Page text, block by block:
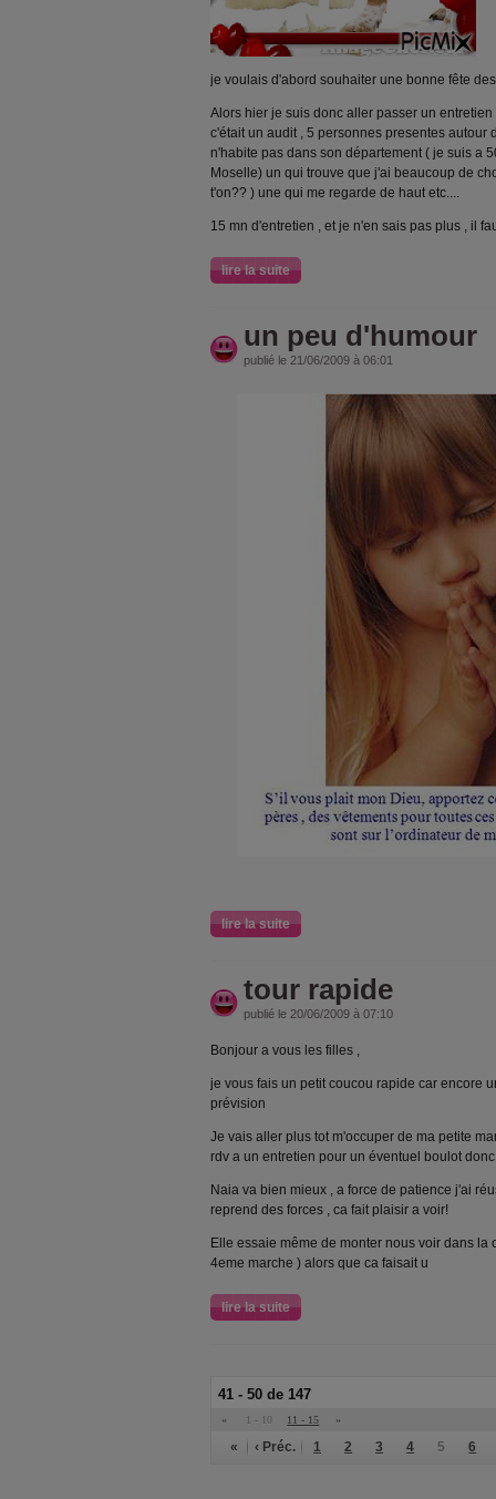
je voulais d'abord souhaiter une bonne fête
Alors hier je suis donc aller passer un
c'était un audit , 5 personnes presentes autour
n'habite pas dans son département ( je suis a
Moselle) un qui trouve que j'ai beaucoup de
t'on?? ) une qui me regarde de haut etc....
15 mn d'entretien , et je n'en sais pas plus , il
lire la suite
un peu d'humour
publié le 21/06/2009 à 06:01
lire la suite
tour rapide
publié le 20/06/2009 à 07:10
Bonjour a vous les filles ,
je vous fais un petit coucou rapide car encore
prévision
Je vais aller plus tot m'occuper de ma petite
rdv a un entretien pour un éventuel boulot
Naia va bien mieux , a force de patience j'ai
reprend des forces , ca fait plaisir a voir!
Elle essaie même de monter nous voir dans
4eme marche ) alors que ca faisait u
lire la suite
41 - 50 de 147
« 1 - 10 11 - 15 »
« ‹ Préc. 1 2 3 4 5 6